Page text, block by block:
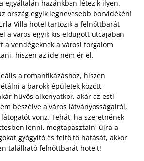
egyáltalán hazánkban létezik ilyen.
ország egyik legnevesebb borvidékén!
Villa hotel tartozik a felnőttbarát
a város egyik kis eldugott utcájában
a vendégeknek a városi forgalom
hiszen az ide nem ér el.
a romantikázáshoz, hiszen
a barokk épületek között
hűvös alkonyatkor, akár az esti
beszélve a város látványosságairól,
vonz. Tehát, ha szeretnének
lenni, megtapasztalni újra a
gyógyító és feltöltő hatását, akkor
található felnőttbarát hotelt!